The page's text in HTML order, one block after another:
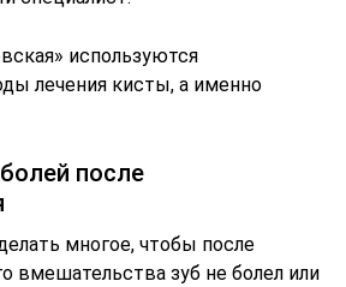
используются
лечения кисты, а именно
после
многое, чтобы после
вмешательства зуб не болел или